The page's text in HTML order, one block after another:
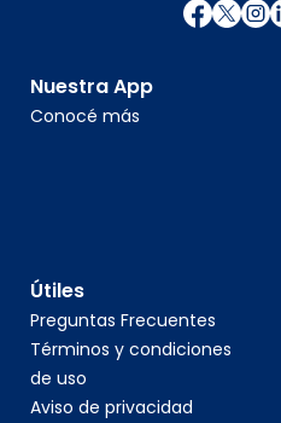
Nuestra App
Conocé más
Útiles
Preguntas Frecuentes
Términos y condiciones
de uso
Aviso de privacidad